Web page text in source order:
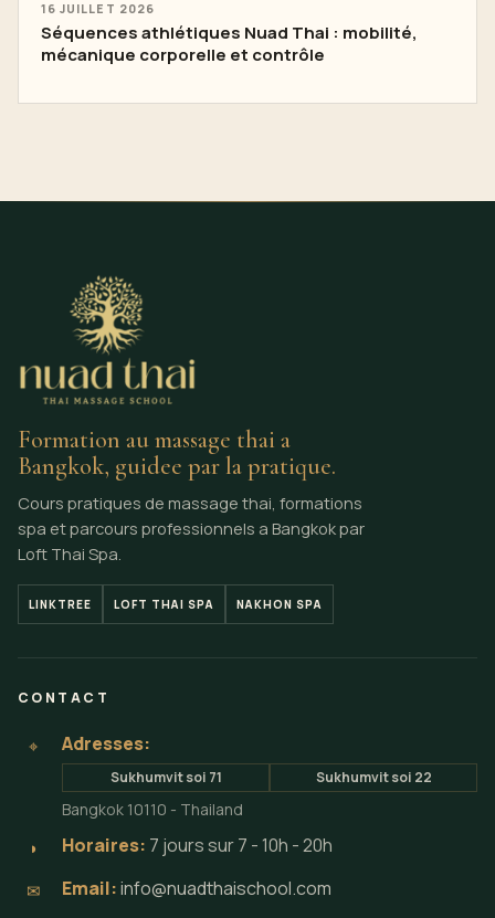
16 JUILLET 2026
Séquences athlétiques Nuad Thai : mobilité,
mécanique corporelle et contrôle
Formation au massage thai a
Bangkok, guidee par la pratique.
Cours pratiques de massage thai, formations
spa et parcours professionnels a Bangkok par
Loft Thai Spa.
LINKTREE LOFT THAI SPA NAKHON SPA
CONTACT
⌖ Adresses:
Sukhumvit soi 71 Sukhumvit soi 22
Bangkok 10110 - Thailand
◗ Horaires: 7 jours sur 7 - 10h - 20h
✉ Email:info@nuadthaischool.com